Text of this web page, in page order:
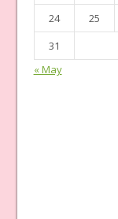
24
25
31
« May